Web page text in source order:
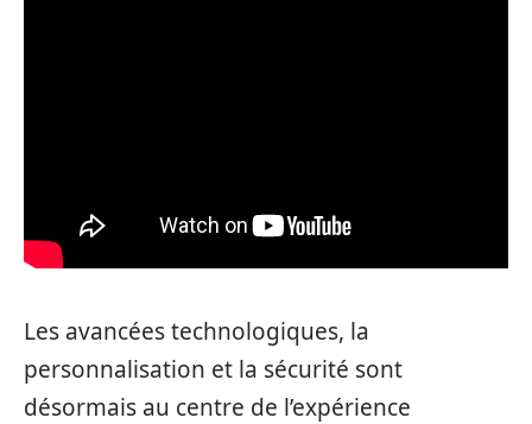
Les avancées technologiques, la
personnalisation et la sécurité sont
désormais au centre de l’expérience